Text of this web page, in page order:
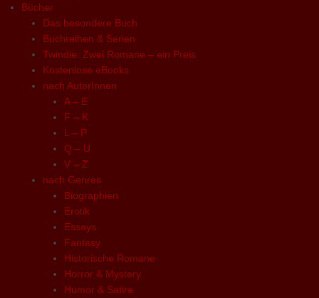
Bücher
Das besondere Buch
Buchreihen & Serien
Twindie: Zwei Romane – ein Preis
Kostenlose eBooks
nach AutorInnen
A – E
F – K
L – P
Q – U
V – Z
nach Genres
Biographien
Erotik
Essays
Fantasy
Historische Romane
Horror & Mystery
Humor & Satire